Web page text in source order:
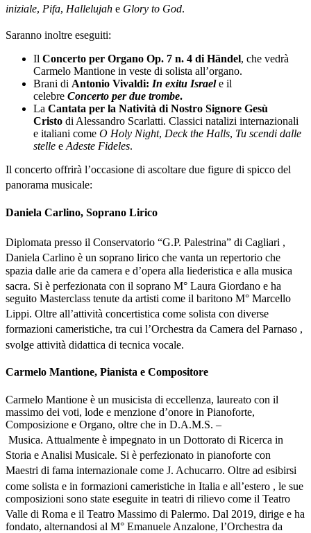
iniziale, Pifa, Hallelujah e Glory to God.
Saranno inoltre eseguiti:
Il Concerto per Organo Op. 7 n. 4 di Händel, che vedrà
Carmelo Mantione in veste di solista all’organo.
Brani di Antonio Vivaldi: In exitu Israele il
celebre Concerto per due trombe.
La Cantata per la Natività di Nostro Signore Gesù
Cristo di Alessandro Scarlatti. Classici natalizi internazionali
e italiani come O Holy Night, Deck the Halls, Tu scendi dalle
stelle e Adeste Fideles.
Il concerto offrirà l’occasione di ascoltare due figure di spicco del
panorama musicale:
Daniela Carlino, Soprano Lirico
Diplomata presso il Conservatorio “G.P. Palestrina” di Cagliari ,
Daniela Carlino è un soprano lirico che vanta un repertorio che
spazia dalle arie da camera e d’opera alla liederistica e alla musica
sacra. Si è perfezionata con il soprano M° Laura Giordano e ha
seguito Masterclass tenute da artisti come il baritono M° Marcello
Lippi. Oltre all’attività concertistica come solista con diverse
formazioni cameristiche, tra cui l’Orchestra da Camera del Parnaso ,
svolge attività didattica di tecnica vocale.
Carmelo Mantione, Pianista e Compositore
Carmelo Mantione è un musicista di eccellenza, laureato con il
massimo dei voti, lode e menzione d’onore in Pianoforte,
Composizione e Organo, oltre che in D.A.M.S. –
Musica. Attualmente è impegnato in un Dottorato di Ricerca in
Storia e Analisi Musicale. Si è perfezionato in pianoforte con
Maestri di fama internazionale come J. Achucarro. Oltre ad esibirsi
come solista e in formazioni cameristiche in Italia e all’estero , le sue
composizioni sono state eseguite in teatri di rilievo come il Teatro
Valle di Roma e il Teatro Massimo di Palermo. Dal 2019, dirige e ha
fondato, alternandosi al M° Emanuele Anzalone, l’Orchestra da